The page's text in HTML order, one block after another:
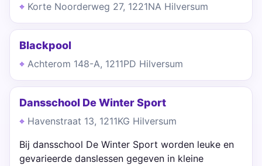
Korte Noorderweg 27, 1221NA Hilversum
Blackpool
Achterom 148-A, 1211PD Hilversum
Dansschool De Winter Sport
Havenstraat 13, 1211KG Hilversum
Bij dansschool De Winter Sport worden leuke en
gevarieerde danslessen gegeven in kleine